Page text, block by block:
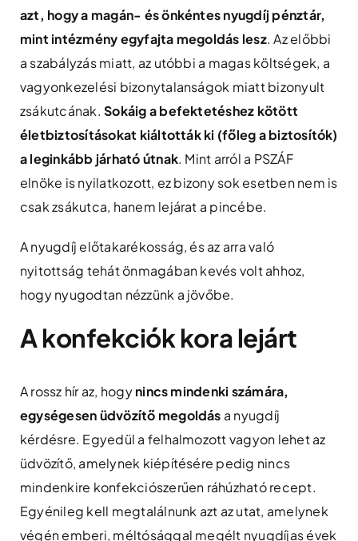
azt, hogy a magán- és önkéntes nyugdíj pénztár,
mint intézmény egyfajta megoldás lesz. Az előbbi
a szabályzás miatt, az utóbbi a magas költségek, a
vagyonkezelési bizonytalanságok miatt bizonyult
zsákutcának.Sokáig a befektetéshez kötött
életbiztosításokat kiáltották ki (főleg a biztosítók)
a leginkább járható útnak. Mint arról a PSZÁF
elnöke is nyilatkozott, ez bizony sok esetben nem is
csak zsákutca, hanem lejárat a pincébe.
A nyugdíj előtakarékosság, és az arra való
nyitottság tehát önmagában kevés volt ahhoz,
hogy nyugodtan nézzünk a jövőbe.
A konfekciók kora lejárt
A rossz hír az, hogynincs mindenki számára,
egységesen üdvözítő megoldás a nyugdíj
kérdésre. Egyedül a felhalmozott vagyon lehet az
üdvözítő, amelynek kiépítésére pedig nincs
mindenkire konfekciószerűen ráhúzható recept.
Egyénileg kell megtalálnunk azt az utat, amelynek
végén emberi, méltósággal megélt nyugdíjas évek